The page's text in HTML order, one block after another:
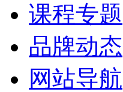
课程专题
品牌动态
网站导航